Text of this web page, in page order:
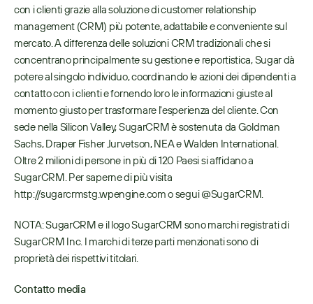
con i clienti grazie alla soluzione di customer relationship
management (CRM) più potente, adattabile e conveniente sul
mercato. A differenza delle soluzioni CRM tradizionali che si
concentrano principalmente su gestione e reportistica, Sugar dà
potere al singolo individuo, coordinando le azioni dei dipendenti a
contatto con i clienti e fornendo loro le informazioni giuste al
momento giusto per trasformare l'esperienza del cliente. Con
sede nella Silicon Valley, SugarCRM è sostenuta da Goldman
Sachs, Draper Fisher Jurvetson, NEA e Walden International.
Oltre 2 milioni di persone in più di 120 Paesi si affidano a
SugarCRM. Per saperne di più visita
http://sugarcrmstg.wpengine.com o segui @SugarCRM.
NOTA: SugarCRM e il logo SugarCRM sono marchi registrati di
SugarCRM Inc. I marchi di terze parti menzionati sono di
proprietà dei rispettivi titolari.
Contatto media